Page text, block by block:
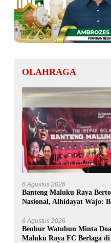
OLAHRAGA
6 Agustus 2026
Banteng Maluku Raya
Nasional, Alhidayat Wajo:
6 Agustus 2026
Benhur Watubun Minta
Maluku Raya FC Berlaga